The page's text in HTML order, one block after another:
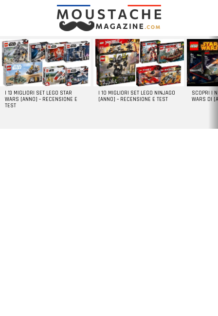
LATEST
STORIES
I 13 MIGLIORI SET LEGO STAR
WARS [ANNO] – RECENSIONE E
TEST
I 10 MIGLIORI SET LEGO NINJAGO
[ANNO] – RECENSIONE E TEST
SCOPRI I
WARS DI